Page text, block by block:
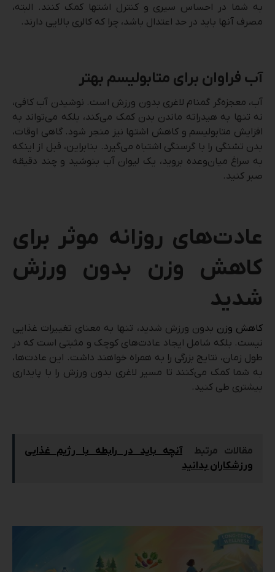
به شما در احساس سیری و کنترل اشتها کمک کنند. البته،
مصرف آنها باید در حد اعتدال باشد، چرا که کالری بالایی دارند.
آب فراوان برای متابولیسم بهتر
آب، معجزه‌گر گمنام لاغری بدون ورزش است. نوشیدن آب کافی،
نه تنها به هیدراته ماندن بدن کمک می‌کند، بلکه می‌تواند به
افزایش متابولیسم و کاهش اشتها نیز منجر شود. گاهی اوقات،
بدن تشنگی را با گرسنگی اشتباه می‌گیرد. بنابراین، قبل از اینکه
به سراغ میان‌وعده بروید، یک لیوان آب بنوشید و چند دقیقه
صبر کنید.
عادت‌های روزانه موثر برای
کاهش وزن بدون ورزش
شدید
کاهش وزن بدون ورزش شدید، تنها به معنای تغییرات غذایی
نیست. بلکه شامل ایجاد عادت‌های کوچک و مثبتی است که در
طول زمان، نتایج بزرگی را به همراه خواهند داشت. این عادت‌ها،
به شما کمک می‌کنند تا مسیر لاغری بدون ورزش را با پایداری
بیشتری طی کنید.
مقالات مرتبط
آنچه باید در رابطه با رژیم غذایی
ورزشکاران بدانید